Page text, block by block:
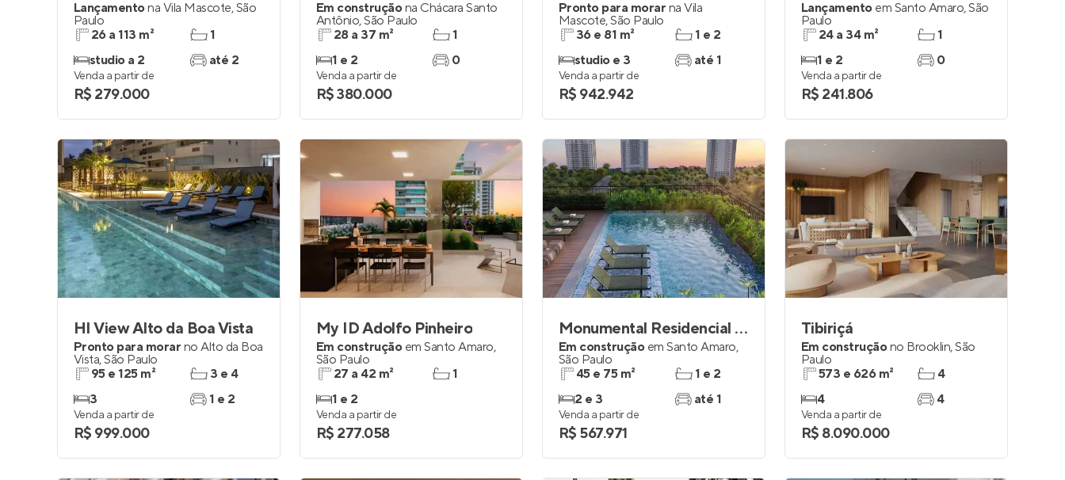
Lançamentona Vila Mascote,São
Paulo
26 a 113 m²
studio a 2
1
até 2
Venda a partir de
R$ 279.000
Em construçãona Chácara Santo
Antônio,São Paulo
28 a 37 m²
1 e 2
1
0
Venda a partir de
R$ 380.000
Pronto para morar na Vila
Mascote,São Paulo
36 e 81 m²
studio e 3
1 e 2
até 1
Venda a partir de
R$ 942.942
Lançamento em Santo Amaro,São
Paulo
24 a 34 m²
1 e 2
1
0
Venda a partir de
R$ 241.806
HI View Alto da Boa Vista
Pronto para morar no Alto da Boa
Vista,São Paulo
95 e 125 m²
3
3 e 4
1 e 2
Venda a partir de
R$ 999.000
My ID Adolfo Pinheiro
Em construção em Santo Amaro,
São Paulo
27 a 42 m²
1 e 2
1
Venda a partir de
R$ 277.058
Monumental Residencial Conx
Em construção em Santo Amaro,
São Paulo
45 e 75 m²
2 e 3
1 e 2
até 1
Venda a partir de
R$ 567.971
Tibiriçá
Em construçãono Brooklin,São
Paulo
573 e 626 m²
4
4
4
Venda a partir de
R$ 8.090.000